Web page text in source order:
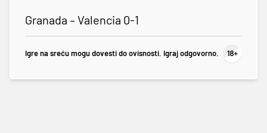
Granada – Valencia 0-1
Igre na sreću mogu dovesti do ovisnosti. Igraj odgovorno.